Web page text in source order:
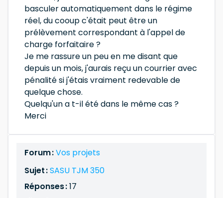
basculer automatiquement dans le régime
réel, du cooup c'était peut être un
prélèvement correspondant à l'appel de
charge forfaitaire ?
Je me rassure un peu en me disant que
depuis un mois, j'aurais reçu un courrier avec
pénalité si j'étais vraiment redevable de
quelque chose.
Quelqu'un a t-il été dans le même cas ?
Merci
Forum :Vos projets
Sujet :SASU TJM 350
Réponses :17